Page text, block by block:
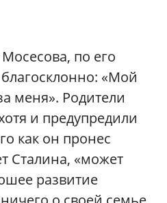
по его
«Мой
меня». Родители
и предупредили
как он пронес
Сталина, «может
развитие